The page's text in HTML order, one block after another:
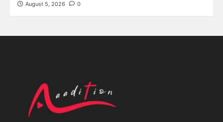
August 5, 2026 0